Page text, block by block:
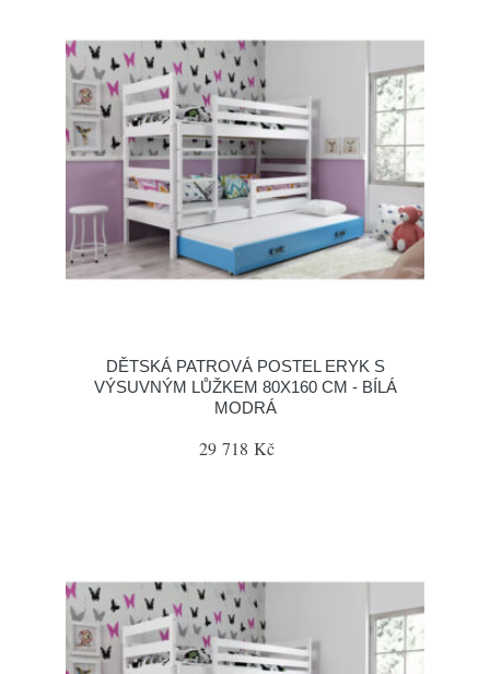
DĚTSKÁ PATROVÁ POSTEL ERYK S
VÝSUVNÝM LŮŽKEM 80X160 CM - BÍLÁ
MODRÁ
29 718 Kč